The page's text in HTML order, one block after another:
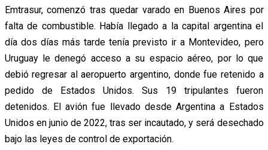
Emtrasur, comenzó tras quedar varado en Buenos Aires por
falta de combustible. Había llegado a la capital argentina el
día dos días más tarde tenía previsto ir a Montevideo, pero
Uruguay le denegó acceso a su espacio aéreo, por lo que
debió regresar al aeropuerto argentino, donde fue retenido a
pedido de Estados Unidos. Sus 19 tripulantes fueron
detenidos. El avión fue llevado desde Argentina a Estados
Unidos en junio de 2022, tras ser incautado, y será desechado
bajo las leyes de control de exportación.